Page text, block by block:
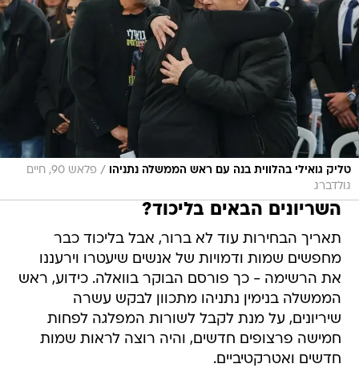
טליק גואילי בהלווית בנה עם ראש הממשלה נתניהו /
פלאש 90, חיים
גולדברג
השריונים הבאים בליכוד?
תאריך הבחירות עוד לא ברור, אבל בליכוד כבר
מחפשים שמות ודמויות של אנשים שיעטרו וירעננו
את הרשימה - כך פורסם הבוקר בוואלה. כידוע, ראש
הממשלה בנימין נתניהו מתכוון לבקש עשרה
שיריונים, על מנת לקבל לשורות המפלגה לפחות
חמישה פרצופים חדשים, והיה רוצה לראות שמות
חדשים ואטרקטיביים.